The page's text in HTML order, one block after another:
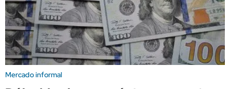
Mercado informal